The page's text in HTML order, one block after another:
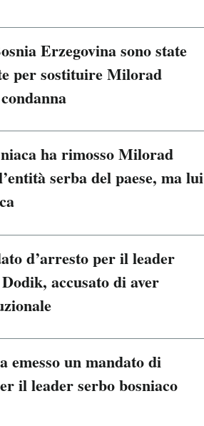
Erzegovina sono state
per sostituire Milorad
ha rimosso Milorad
serba del paese, ma lui
d’arresto per il leader
accusato di aver
emesso un mandato di
il leader serbo bosniaco